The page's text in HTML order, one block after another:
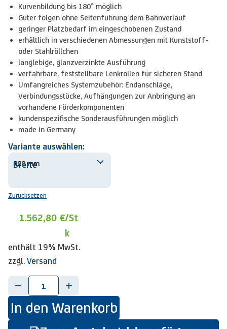
Kurvenbildung bis 180° möglich
Güter folgen ohne Seitenführung dem Bahnverlauf
geringer Platzbedarf im eingeschobenen Zustand
erhältlich in verschiedenen Abmessungen mit Kunststoff-
oder Stahlröllchen
langlebige, glanzverzinkte Ausführung
verfahrbare, feststellbare Lenkrollen für sicheren Stand
Umfangreiches Systemzubehör: Endanschläge,
Verbindungsstücke, Aufhängungen zur Anbringung an
vorhandene Förderkomponenten
kundenspezifische Sonderausführungen möglich
made in Germany
Variante auswählen:
Breite
Zurücksetzen
1.562,80 €/St
k
enthält 19% MwSt.
zzgl. Versand
-
+
In den Warenkorb